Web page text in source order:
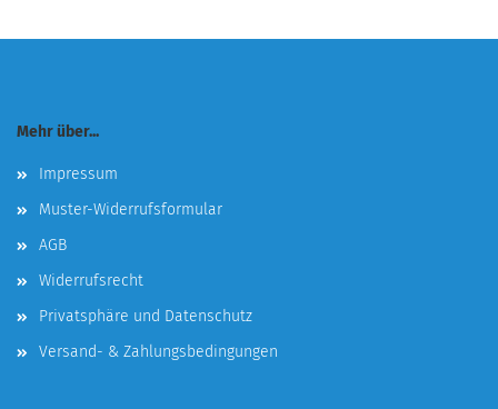
Mehr über...
Impressum
Muster-Widerrufsformular
AGB
Widerrufsrecht
Privatsphäre und Datenschutz
Versand- & Zahlungsbedingungen